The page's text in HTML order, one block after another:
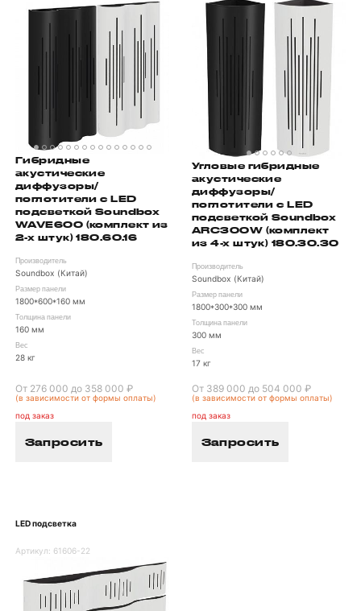
Гибридные
акустические
диффузоры/
поглотители с LED
подсветкой Soundbox
WAVE600 (комплект из
2-х штук) 180.60.16
Производитель
Soundbox (Китай)
Размер панели
1800*600*160 мм
Толщина панели
160 мм
Вес
28 кг
От 276 000 до 358 000 ₽
(в зависимости от формы оплаты)
под заказ
Запросить
Угловые гибридные
акустические
диффузоры/
поглотители с LED
подсветкой Soundbox
ARC300W (комплект
из 4-х штук) 180.30.30
Производитель
Soundbox (Китай)
Размер панели
1800*300*300 мм
Толщина панели
300 мм
Вес
17 кг
От 389 000 до 504 000 ₽
(в зависимости от формы оплаты)
под заказ
Запросить
LED подсветка
Артикул: 61606-22